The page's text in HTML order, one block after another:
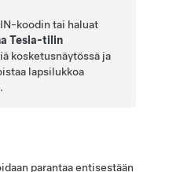
koodin tai haluat
Tesla-tilin
kosketusnäytössä ja
lapsilukkoa
parantaa entisestään